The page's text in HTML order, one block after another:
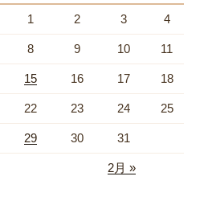
1 2 3 4
8 9 10 11
15 16 17 18
22 23 24 25
29 30 31
2月 »